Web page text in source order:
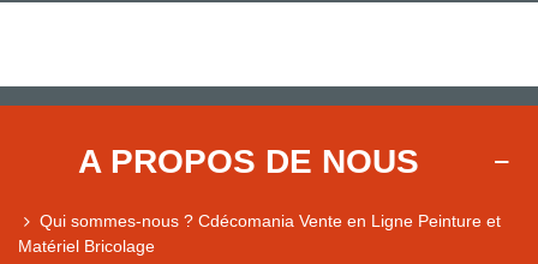
A PROPOS DE NOUS
Qui sommes-nous ? Cdécomania Vente en Ligne Peinture et
Matériel Bricolage